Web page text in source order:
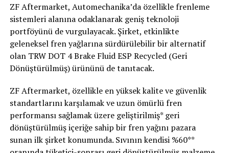
ZF Aftermarket, Automechanika’da özellikle frenleme
sistemleri alanına odaklanarak geniş teknoloji
portföyünü de vurgulayacak. Şirket, etkinlikte
geleneksel fren yağlarına sürdürülebilir bir alternatif
olan TRW DOT 4 Brake Fluid ESP Recycled (Geri
Dönüştürülmüş) ürününü de tanıtacak.
ZF Aftermarket, özellikle en yüksek kalite ve güvenlik
standartlarını karşılamak ve uzun ömürlü fren
performansı sağlamak üzere geliştirilmiş* geri
dönüştürülmüş içeriğe sahip bir fren yağını pazara
sunan ilk şirket konumunda. Sıvının kendisi %60**